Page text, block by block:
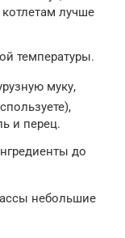
лучше
температуры.
муку,
и перец.
до
небольшие